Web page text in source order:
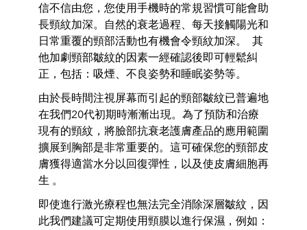
信不信由您，您使用手機時的常規習慣可能會助
長頸紋加深。自然的衰老過程、每天接觸陽光和
日常重覆的頸部活動也有機會令頸紋加深。
其
他加劇頸部皺紋的因素一經確認後即可輕鬆糾
正，包括：吸煙、不良姿勢和睡眠姿勢等。
由於長時間注視屏幕而引起的頸部皺紋已普遍地
在我們20代初期時漸漸出現。為了預防和治療
現有的頸紋，將臉部抗衰老護膚產品的應用範圍
擴展到胸部是非常重要的。這可確保您的頸部皮
膚獲得適當水分以回復彈性，以及使皮膚細胞再
生 。
即使進行激光療程也無法完全消除深層皺紋，因
此我們建議可定期使用頸膜以進行保濕，例如：